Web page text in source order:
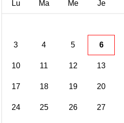
Lu Ma Me Je
3 4 5 6
10 11 12 13
17 18 19 20
24 25 26 27